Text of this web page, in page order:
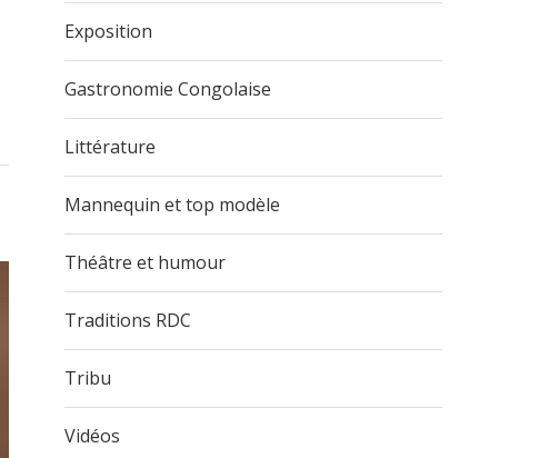
Exposition
Gastronomie Congolaise
Littérature
Mannequin et top modèle
Théâtre et humour
Traditions RDC
Tribu
Vidéos